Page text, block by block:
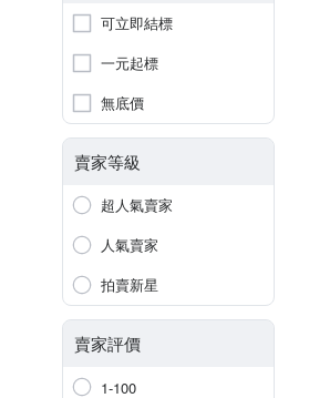
可立即結標
一元起標
無底價
賣家等級
超人氣賣家
人氣賣家
拍賣新星
賣家評價
1-100